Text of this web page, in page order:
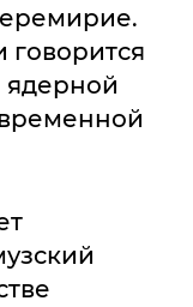
ядерной